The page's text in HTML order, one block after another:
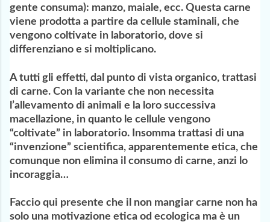
gente consuma): manzo, maiale, ecc. Questa carne
viene prodotta a partire da cellule staminali, che
vengono coltivate in laboratorio, dove si
differenziano e si moltiplicano.
A tutti gli effetti, dal punto di vista organico, trattasi
di carne. Con la variante che non necessita
l’allevamento di animali e la loro successiva
macellazione, in quanto le cellule vengono
“coltivate” in laboratorio. Insomma trattasi di una
“invenzione” scientifica, apparentemente etica, che
comunque non elimina il consumo di carne, anzi lo
incoraggia…
Faccio qui presente che il non mangiar carne non ha
solo una motivazione etica od ecologica ma è un